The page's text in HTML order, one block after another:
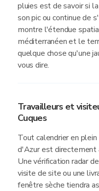
pluies est de savoir si
son pic ou continue de
montre l'étendue
méditerranéen et le
quelque chose qu'une
vous dire.
Travailleurs et
Cuques
Tout calendrier en
d'Azur est directement
Une vérification radar
visite de site ou une
fenêtre sèche tiendra